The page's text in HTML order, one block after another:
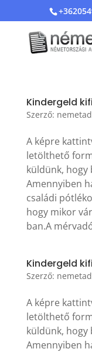
Kindergeld
Szerző:
A képre
letölthető
küldünk,
Amennyiben
családi
hogy mikor
ban.A
Kindergeld
Szerző:
A képre
letölthető
küldünk,
Amennyiben